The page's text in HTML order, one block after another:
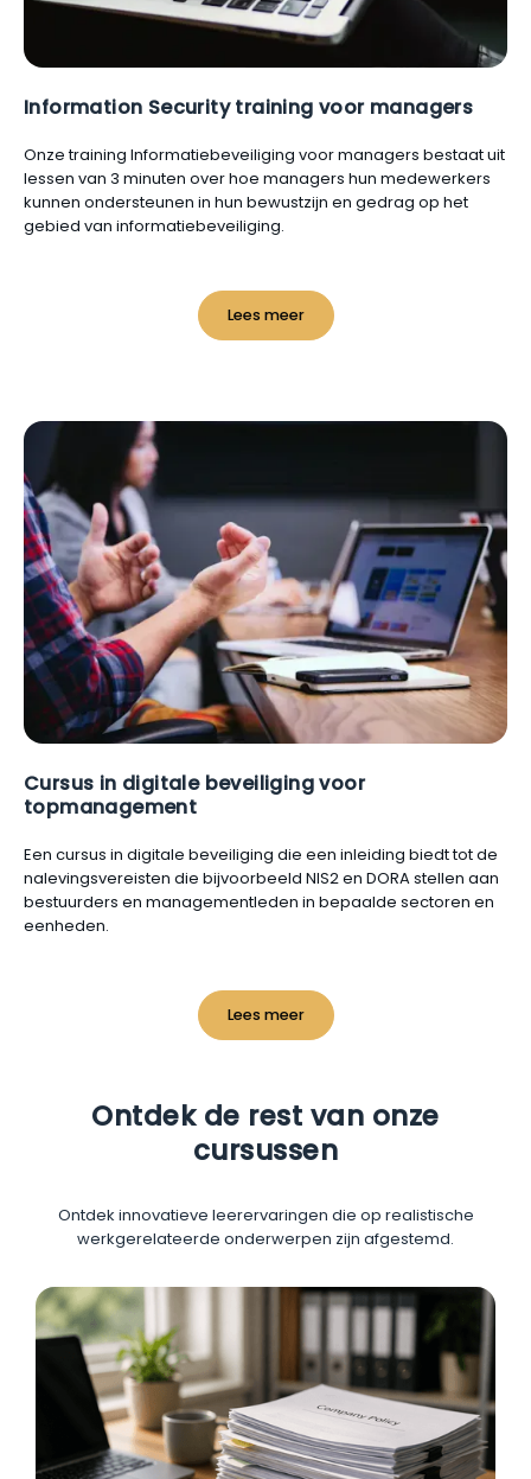
Information Security training voor managers
Onze training Informatiebeveiliging voor managers bestaat uit
lessen van 3 minuten over hoe managers hun medewerkers
kunnen ondersteunen in hun bewustzijn en gedrag op het
gebied van informatiebeveiliging.
Lees meer
Cursus in digitale beveiliging voor
topmanagement
Een cursus in digitale beveiliging die een inleiding biedt tot de
nalevingsvereisten die bijvoorbeeld NIS2 en DORA stellen aan
bestuurders en managementleden in bepaalde sectoren en
eenheden.
Lees meer
Ontdek de rest van onze
cursussen
Ontdek innovatieve leerervaringen die op realistische
werkgerelateerde onderwerpen zijn afgestemd.